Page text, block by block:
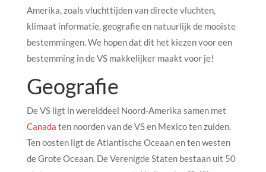
Amerika, zoals vluchttijden van directe vluchten,
klimaat informatie, geografie en natuurlijk de mooiste
bestemmingen. We hopen dat dit het kiezen voor een
bestemming in de VS makkelijker maakt voor je!
Geografie
De VS ligt in werelddeel Noord-Amerika samen met
Canada ten noorden van de VS en Mexico ten zuiden.
Ten oosten ligt de Atlantische Oceaan en ten westen
de Grote Oceaan. De Verenigde Staten bestaan uit 50